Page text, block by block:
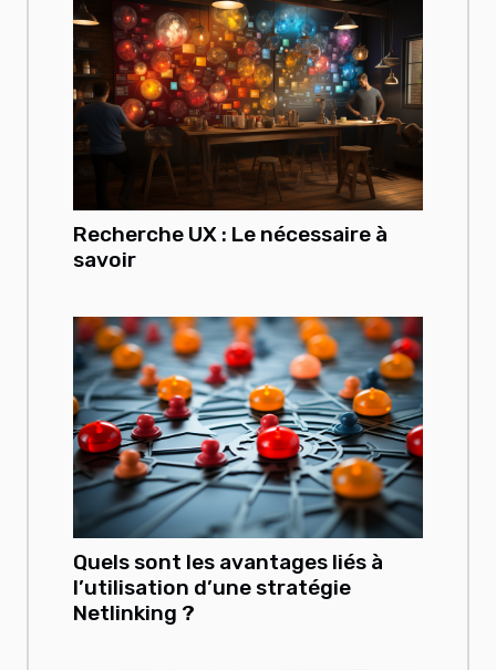
Recherche UX : Le nécessaire à
savoir
Quels sont les avantages liés à
l’utilisation d’une stratégie
Netlinking ?